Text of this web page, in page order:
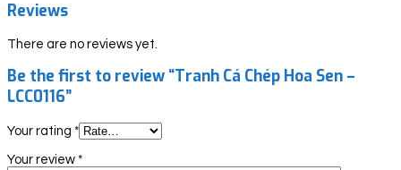
Reviews
There are no reviews yet.
Be the first to review “Tranh Cá Chép Hoa Sen –
LCC0116”
Your rating *
Your review *